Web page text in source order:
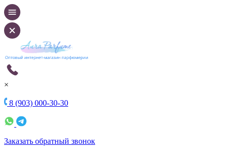
×
8 (903) 000-30-30
Заказать обратный звонок